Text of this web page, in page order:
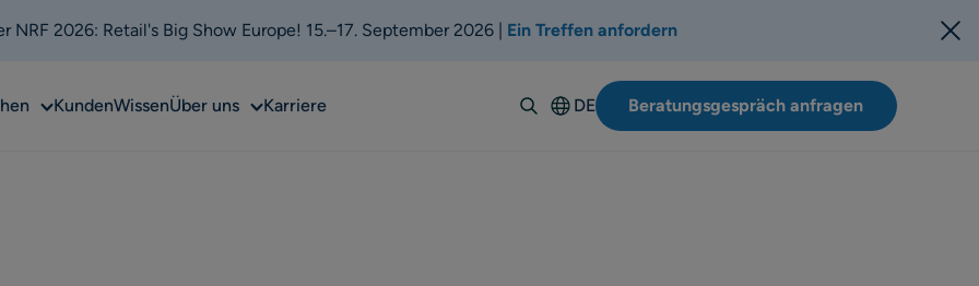
NRF 2026: Retail's Big Show Europe! 15.–17. September 2026 | Ein Treffen anfordern
SubKundenWissenÜber unsSubKarriere
DE
English
Beratungsgespräch anfragen